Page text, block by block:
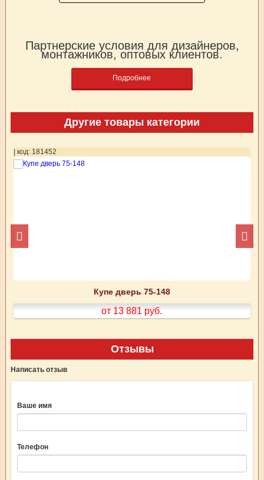
Партнерские условия для дизайнеров,
монтажников, оптовых клиентов.
Подробнее
Другие товары категории
| код: 181452
Купе дверь 75-148
от 13 881 руб.
Отзывы
Написать отзыв
Ваше имя
Телефон